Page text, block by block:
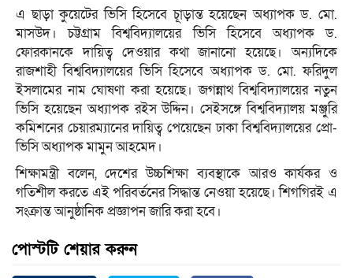
এ ছাড়া কুয়েটের ভিসি হিসেবে চূাড়ান্ত হয়েছেন অধ্যাপক ড. মো.
মাসউদ। চট্টগ্রাম বিশ্ববিদ্যালয়ের ভিসি হিসেবে অধ্যাপক ড.
ফোরকানকে দায়িত্ব দেওয়ার কথা জানানো হয়েছে। অন্যদিকে
রাজশাহী বিশ্ববিদ্যালয়ের ভিসি হিসেবে অধ্যাপক ড. মো. ফরিদুল
ইসলামের নাম ঘোষণা করা হয়েছে। জগন্নাথ বিশ্ববিদ্যালয়ের নতুন
ভিসি হয়েছেন অধ্যাপক রইস উদ্দিন। সেইসঙ্গে বিশ্ববিদ্যালয় মঞ্জুরি
কমিশনের চেয়ারম্যানের দায়িত্ব পেয়েছেন ঢাকা বিশ্ববিদ্যালয়ের প্রো-
ভিসি অধ্যাপক মামুন আহমেদ।
শিক্ষামন্ত্রী বলেন, দেশের উচ্চশিক্ষা ব্যবস্থাকে আরও কার্যকর ও
গতিশীল করতে এই পরিবর্তনের সিদ্ধান্ত নেওয়া হয়েছে। শিগগিরই এ
সংক্রান্ত আনুষ্ঠানিক প্রজ্ঞাপন জারি করা হবে।
পোস্টটি শেয়ার করুন